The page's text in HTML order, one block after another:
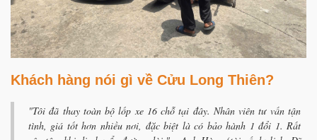
Khách hàng nói gì về Cửu Long Thiên?
"Tôi đã thay toàn bộ lốp xe 16 chỗ tại đây. Nhân viên tư vấn tận
tình, giá tốt hơn nhiều nơi, đặc biệt là có bảo hành 1 đổi 1. Rất